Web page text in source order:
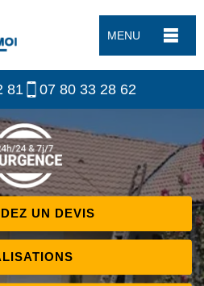
MENU
81 07 80 33 28 62
UN DEVIS